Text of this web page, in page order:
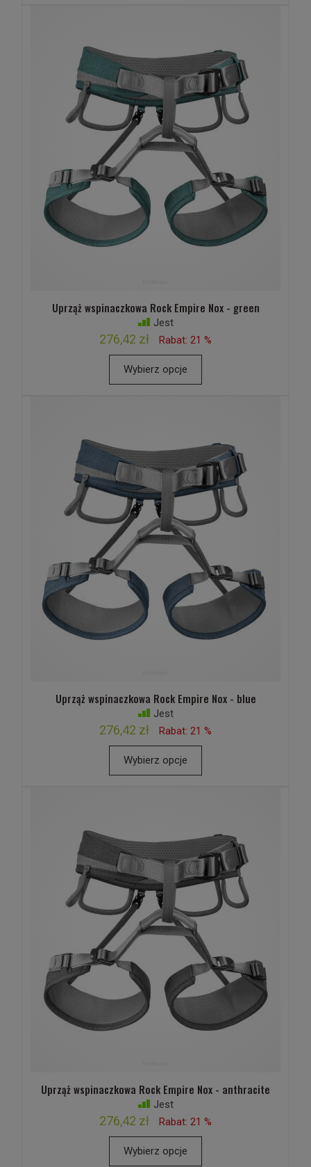
Uprząż wspinaczkowa Rock Empire Nox - green
Jest
276,42 zł Rabat: 21 %
Wybierz opcje
Uprząż wspinaczkowa Rock Empire Nox - blue
Jest
276,42 zł Rabat: 21 %
Wybierz opcje
Uprząż wspinaczkowa Rock Empire Nox - anthracite
Jest
276,42 zł Rabat: 21 %
Wybierz opcje